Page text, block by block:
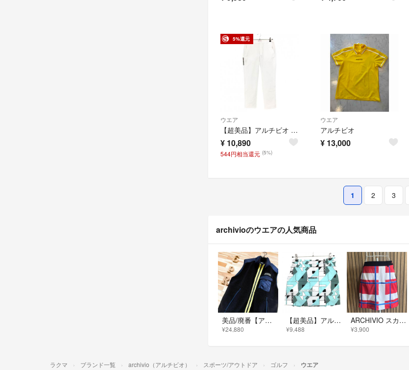
5%還元
ウエア
【超美品】アルチビオ パンツ 白 ストレッチ サイドロゴプリント レディース 40(L) ゴルフウェア archivio
¥ 10,890
544円相当還元 (5%)
ウエア
アルチビオ
¥ 13,000
1 2 3
archivioのウエアの人気商品
美品/廃番【アルチビオ】ソフト ボア ハイブリッド ストレッチ ベスト ゴルフ黒
¥24,880
【超美品】アルチビオ スカート ライトブルー×ライトグレー×黒 総柄 後ろ裾プリーツ 裏地付 レディース 38(M) ゴルフウェア archivio
¥9,488
ARCHIVIO スカート チェック Mサイズ
¥3,900
ラクマ ブランド一覧 archivio（アルチビオ） スポーツ/アウトドア ゴルフ ウエア